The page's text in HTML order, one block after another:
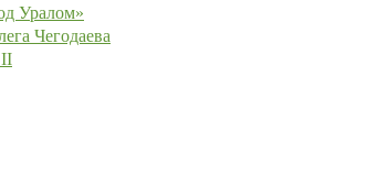
Уралом»
Чегодаева